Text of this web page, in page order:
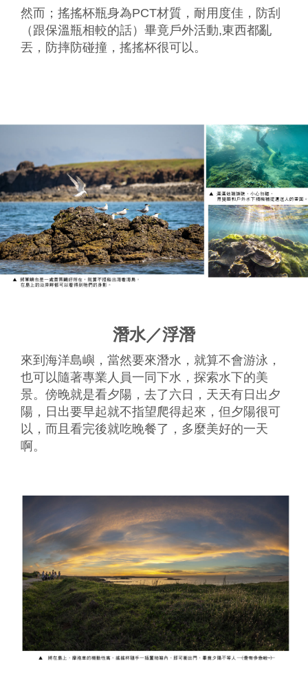
然而；搖搖杯瓶身為PCT材質，耐用度佳，防刮
（跟保溫瓶相較的話）畢竟戶外活動,東西都亂
丟，防摔防碰撞，搖搖杯很可以。
潛水／浮潛
來到海洋島嶼，當然要來潛水，就算不會游泳，
也可以隨著專業人員一同下水，探索水下的美
景。傍晚就是看夕陽，去了六日，天天有日出夕
陽，日出要早起就不指望爬得起來，但夕陽很可
以，而且看完後就吃晚餐了，多麼美好的一天
啊。